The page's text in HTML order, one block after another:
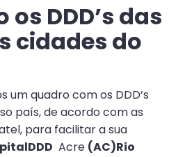
os DDD’s das
cidades do
um quadro com os DDD’s
país, de acordo com as
para facilitar a sua
Acre (AC)Rio